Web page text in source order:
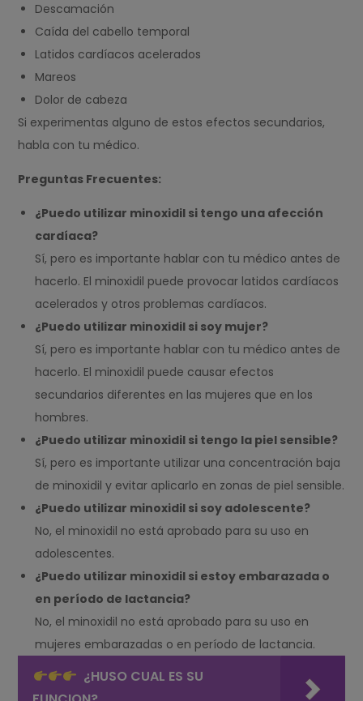
Descamación
Caída del cabello temporal
Latidos cardíacos acelerados
Mareos
Dolor de cabeza
Si experimentas alguno de estos efectos secundarios,
habla con tu médico.
Preguntas Frecuentes:
¿Puedo utilizar minoxidil si tengo una afección
cardíaca?
Sí, pero es importante hablar con tu médico antes de
hacerlo. El minoxidil puede provocar latidos cardíacos
acelerados y otros problemas cardíacos.
¿Puedo utilizar minoxidil si soy mujer?
Sí, pero es importante hablar con tu médico antes de
hacerlo. El minoxidil puede causar efectos
secundarios diferentes en las mujeres que en los
hombres.
¿Puedo utilizar minoxidil si tengo la piel sensible?
Sí, pero es importante utilizar una concentración baja
de minoxidil y evitar aplicarlo en zonas de piel sensible.
¿Puedo utilizar minoxidil si soy adolescente?
No, el minoxidil no está aprobado para su uso en
adolescentes.
¿Puedo utilizar minoxidil si estoy embarazada o
en período de lactancia?
No, el minoxidil no está aprobado para su uso en
mujeres embarazadas o en período de lactancia.
¿HUSO CUAL ES SU